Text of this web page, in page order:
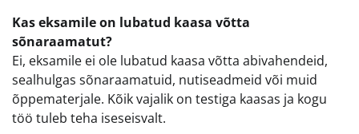
Kas eksamile on lubatud kaasa võtta
sõnaraamatut?
Ei, eksamile ei ole lubatud kaasa võtta abivahendeid,
sealhulgas sõnaraamatuid, nutiseadmeid või muid
õppematerjale. Kõik vajalik on testiga kaasas ja kogu
töö tuleb teha iseseisvalt.